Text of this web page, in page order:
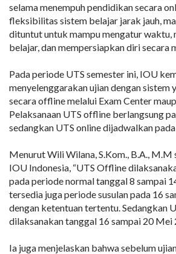
selama menempuh pendidikan secara
fleksibilitas sistem belajar jarak jauh,
dituntut untuk mampu mengatur waktu,
belajar, dan mempersiapkan diri secara
Pada periode UTS semester ini, IOU
menyelenggarakan ujian dengan sistem
secara offline melalui Exam Center
Pelaksanaan UTS offline berlangsung
sedangkan UTS online dijadwalkan
Menurut Wili Wilana, S.Kom., B.A.,
IOU Indonesia, “UTS Offline
pada periode normal tanggal 8 sampai
tersedia juga periode susulan pada 16
dengan ketentuan tertentu. Sedangkan
dilaksanakan tanggal 16 sampai 20 Mei
Ia juga menjelaskan bahwa sebelum